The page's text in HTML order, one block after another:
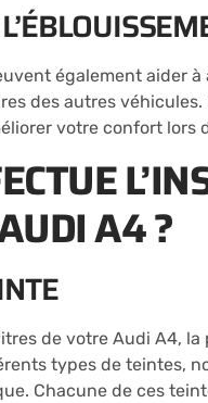
également aider
des autres
votre confort lors
A4 ?
de votre Audi A4,
types de teintes,
Chacune de ces